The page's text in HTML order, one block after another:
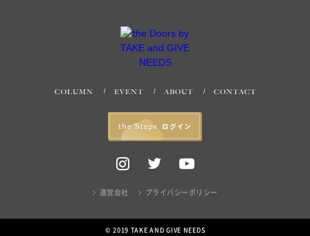
COLUMN EVENT ABOUT CONTACT
運営会社 プライバシーポリシー
© 2019 TAKE AND GIVE NEEDS